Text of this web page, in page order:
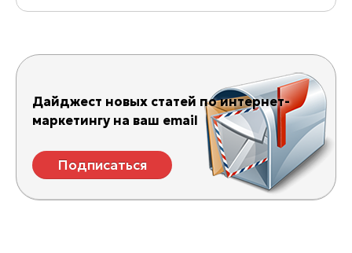
Дайджест новых статей по интернет-
маркетингу на ваш email
Подписаться